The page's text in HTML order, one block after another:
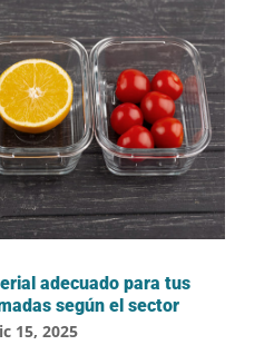
adecuado para tus
según el sector
15, 2025